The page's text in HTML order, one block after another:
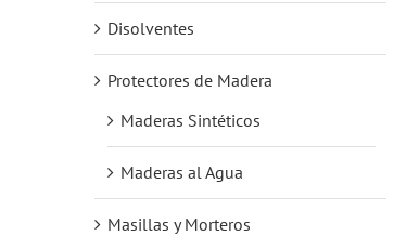
Disolventes
Protectores de Madera
Maderas Sintéticos
Maderas al Agua
Masillas y Morteros